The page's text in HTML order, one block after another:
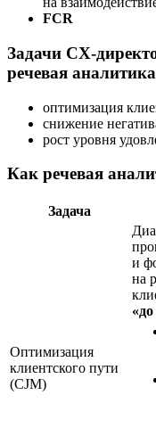
FCR
Задачи CX-
речевая
оптимизация
снижение
рост уровня
Как речевая
Задача
Оптимизация
клиентского пути
(CJM)
и
на